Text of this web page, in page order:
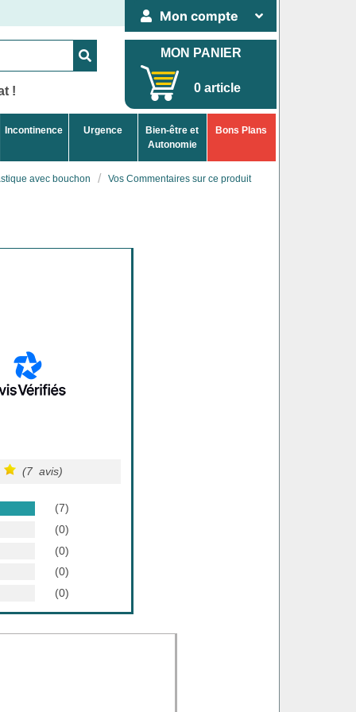
Mon compte
!
MON PANIER
0 article
Incontinence Urgence
Bien-être et
Autonomie
Bons Plans
avec bouchon Vos Commentaires sur ce produit
(7 avis)
(7)
(0)
(0)
(0)
(0)